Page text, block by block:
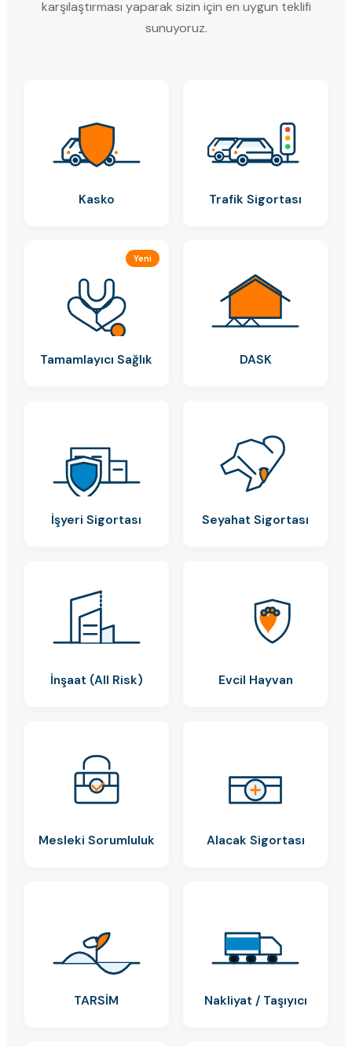
karşılaştırması yaparak sizin için en uygun teklifi
sunuyoruz.
Kasko Trafik Sigortası
Yeni
Tamamlayıcı Sağlık DASK
İşyeri Sigortası Seyahat Sigortası
İnşaat (All Risk) Evcil Hayvan
Mesleki Sorumluluk Alacak Sigortası
TARSİM Nakliyat / Taşıyıcı